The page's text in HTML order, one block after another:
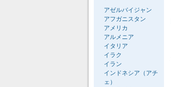
アゼルバイジャン
アフガニスタン
アメリカ
アルメニア
イタリア
イラク
イラン
インドネシア（アチ
ェ）